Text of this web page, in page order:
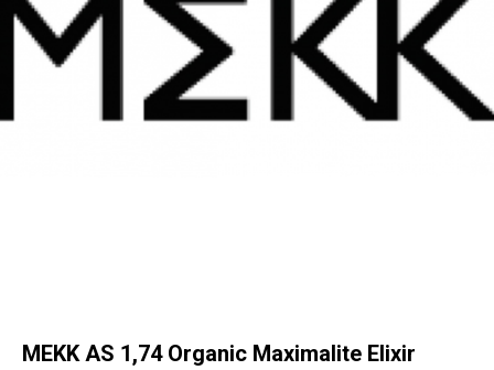
MEKK AS 1,74 Organic Maximalite Elixir